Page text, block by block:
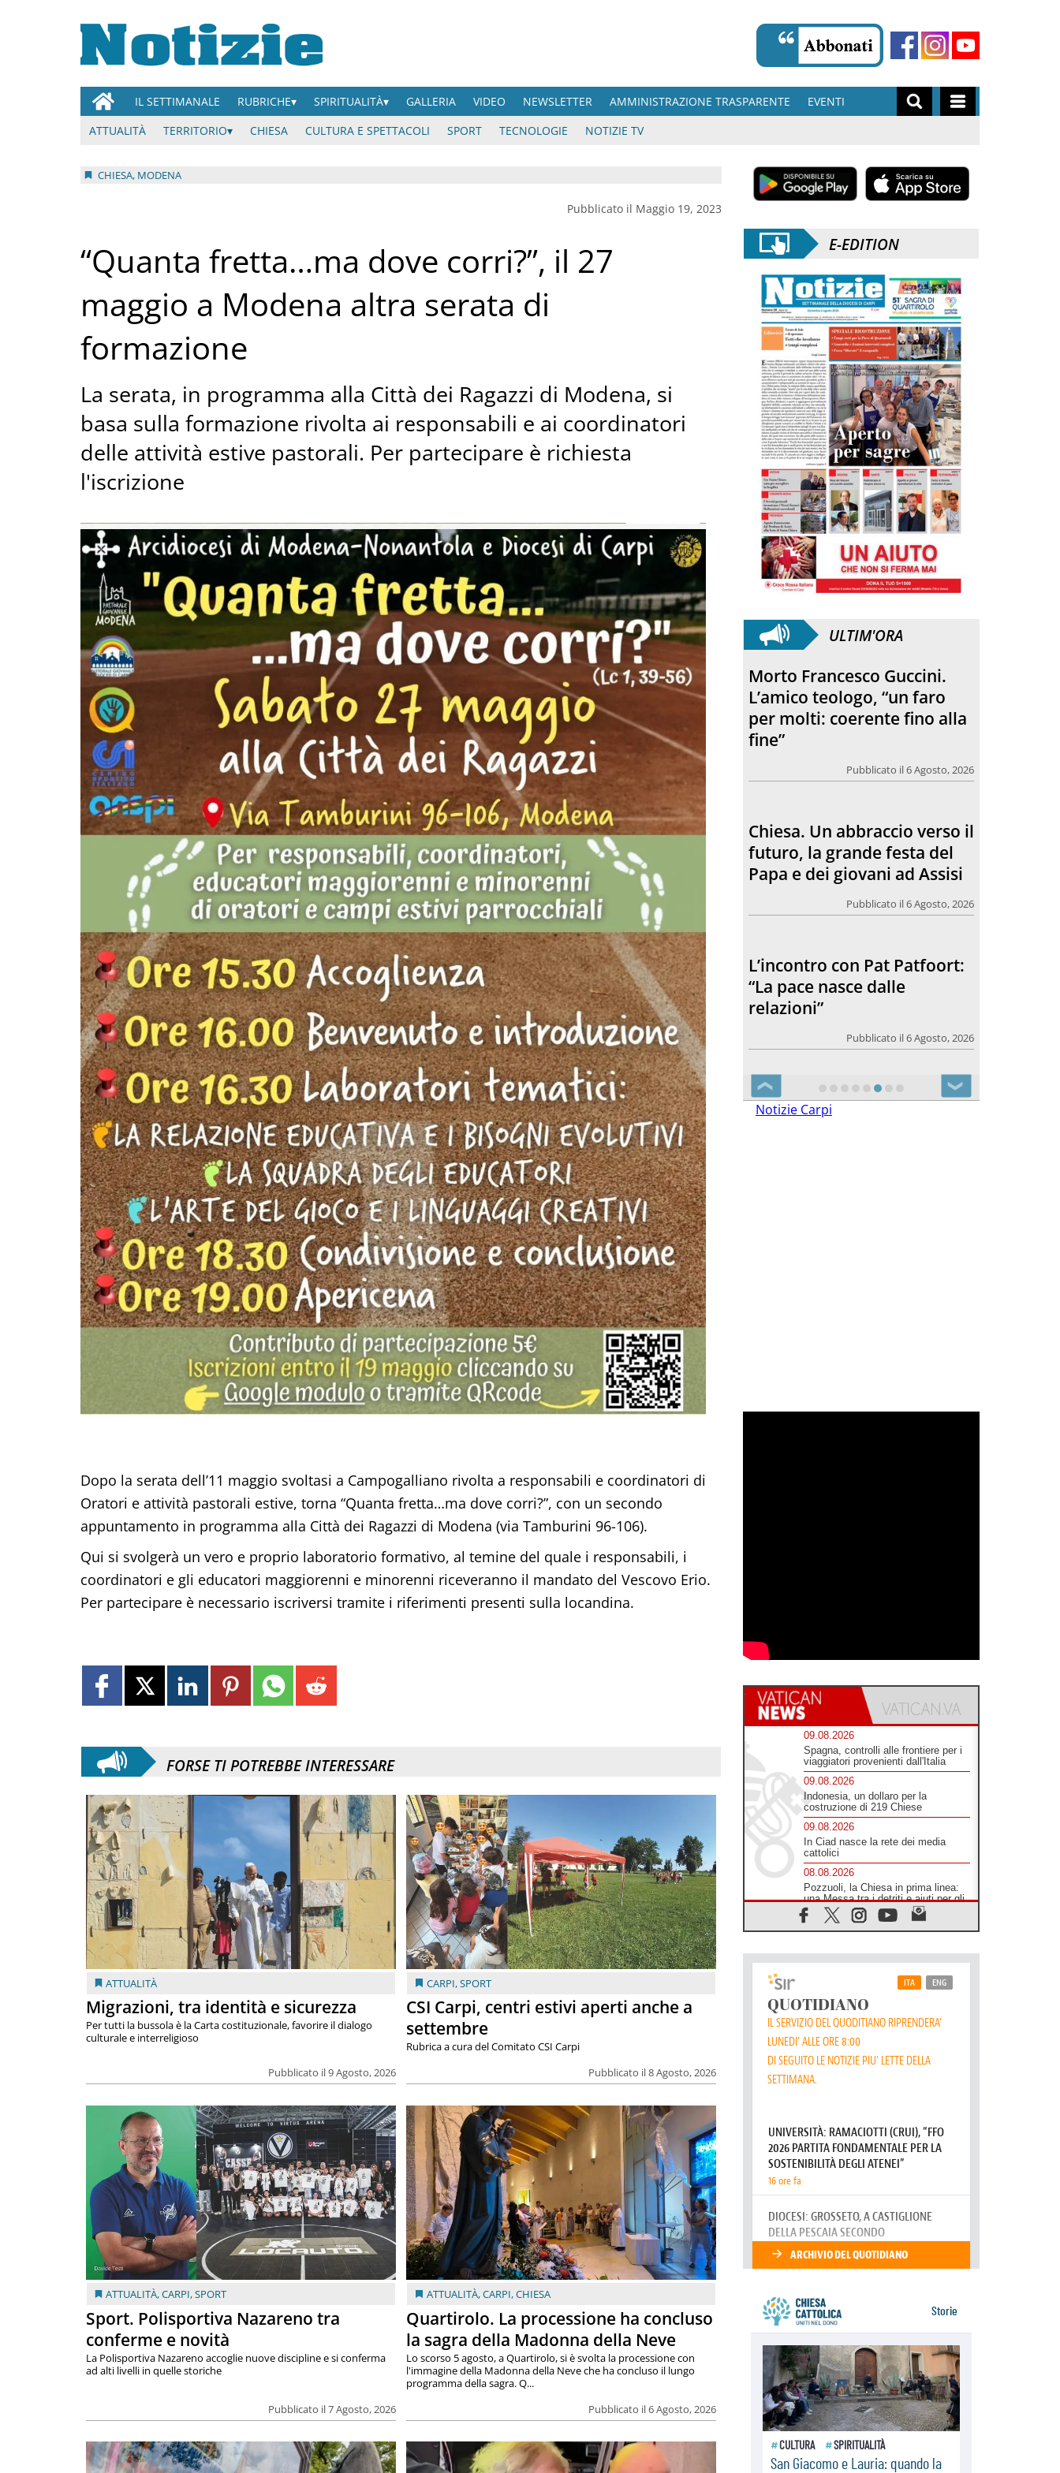
IL SETTIMANALE RUBRICHE SPIRITUALITÀ GALLERIA VIDEO NEWSLETTER AMMINISTRAZIONE TRASPARENTE
EVENTI
ATTUALITÀ
TERRITORIO CHIESA CULTURA E SPETTACOLI SPORT TECNOLOGIE NOTIZIE TV
CHIESA, MODENA
Pubblicato il Maggio 19, 2023
“Quanta fretta…ma dove corri?”, il 27
maggio a Modena altra serata di
formazione
La serata, in programma alla Città dei Ragazzi di Modena, si
basa sulla formazione rivolta ai responsabili e ai coordinatori
delle attività estive pastorali. Per partecipare è richiesta
l'iscrizione
Dopo la serata dell’11 maggio svoltasi a Campogalliano rivolta a responsabili e coordinatori di
Oratori e attività pastorali estive, torna “Quanta fretta…ma dove corri?”, con un secondo
appuntamento in programma alla Città dei Ragazzi di Modena (via Tamburini 96-106).
Qui si svolgerà un vero e proprio laboratorio formativo, al temine del quale i responsabili, i
coordinatori e gli educatori maggiorenni e minorenni riceveranno il mandato del Vescovo Erio.
Per partecipare è necessario iscriversi tramite i riferimenti presenti sulla locandina.
FORSE TI POTREBBE INTERESSARE
ATTUALITÀ
Migrazioni, tra identità e sicurezza
Pubblicato il 9 Agosto, 2026
Per tutti la bussola è la Carta costituzionale, favorire il dialogo
culturale e interreligioso
CARPI,SPORT
CSI Carpi, centri estivi aperti anche a
settembre
Pubblicato il 8 Agosto, 2026
Rubrica a cura del Comitato CSI Carpi
ATTUALITÀ,CARPI,SPORT
Sport. Polisportiva Nazareno tra
conferme e novità
Pubblicato il 7 Agosto, 2026
La Polisportiva Nazareno accoglie nuove discipline e si conferma
ad alti livelli in quelle storiche
ATTUALITÀ,CARPI,CHIESA
Quartirolo. La processione ha concluso
la sagra della Madonna della Neve
Pubblicato il 6 Agosto, 2026
Lo scorso 5 agosto, a Quartirolo, si è svolta la processione con
l'immagine della Madonna della Neve che ha concluso il lungo
programma della sagra. Q...
E-EDITION
ULTIM'ORA
Morto Francesco Guccini.
L’amico teologo, “un faro
per molti: coerente fino alla
fine”
Pubblicato il 6 Agosto, 2026
Chiesa. Un abbraccio verso il
futuro, la grande festa del
Papa e dei giovani ad Assisi
Pubblicato il 6 Agosto, 2026
L’incontro con Pat Patfoort:
“La pace nasce dalle
relazioni”
Pubblicato il 6 Agosto, 2026
❮ ❯
Notizie Carpi
09.08.2026
Spagna, controlli alle frontiere per i
viaggiatori provenienti dall'Italia
09.08.2026
Indonesia, un dollaro per la
costruzione di 219 Chiese
09.08.2026
In Ciad nasce la rete dei media
cattolici
08.08.2026
Pozzuoli, la Chiesa in prima linea:
una Messa tra i detriti e aiuti per gli
sfollati
08.08.2026
Santuario della Madre del Buon
Consiglio di Genazzano
Il Papa: in Sant'Agata
contempliamo la vittoria dell'amore
sulla morte
08.08.2026
Hebdomada Papae: il Gr in latino
identifica coi senzatetto
08.08.2026
SIGNIS 2026, la comunicazione al
servizio del Vangelo
"La visita del Papa messaggio di
pace e dignità"